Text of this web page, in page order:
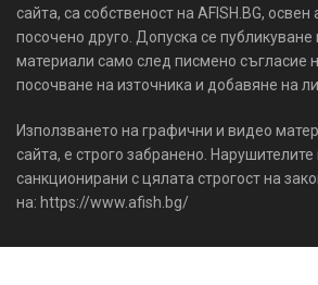
сайта, са собственост на AFISH.BG, освен
посочено друго. Допуска се публикуване
материали само след писмено съгласие
посочване на източника и добавяне на
Използването на графични и видео
сайта, е строго забранено.
санкционирани с цялата строгост на
на: https://www.afish.bg/